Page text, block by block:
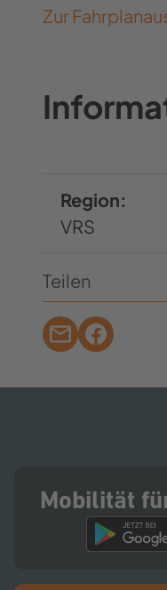
Zur
Region:
VRS
Teilen
Mobilität